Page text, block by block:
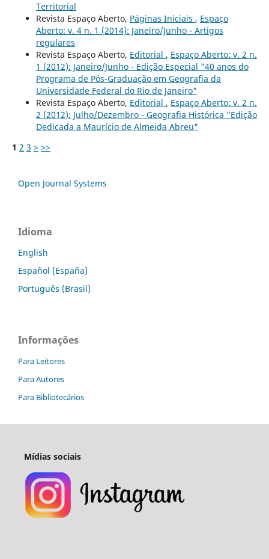
Territorial
Revista Espaço Aberto, Páginas Iniciais , Espaço
Aberto: v. 4 n. 1 (2014): Janeiro/Junho - Artigos
regulares
Revista Espaço Aberto, Editorial , Espaço Aberto: v. 2 n.
1 (2012): Janeiro/Junho - Edição Especial "40 anos do
Programa de Pós-Graduação em Geografia da
Universidade Federal do Rio de Janeiro"
Revista Espaço Aberto, Editorial , Espaço Aberto: v. 2 n.
2 (2012): Julho/Dezembro - Geografia Histórica "Edição
Dedicada a Maurício de Almeida Abreu"
1 2 3 > >>
Open Journal Systems
Idioma
English
Español (España)
Português (Brasil)
Informações
Para Leitores
Para Autores
Para Bibliotecários
Mídias sociais